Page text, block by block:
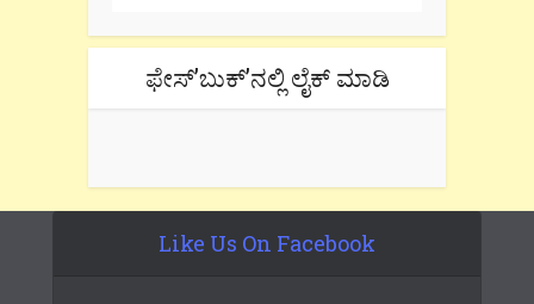
ಫೇಸ್’ಬುಕ್’ನಲ್ಲಿ ಲೈಕ್ ಮಾಡಿ
Like Us On Facebook